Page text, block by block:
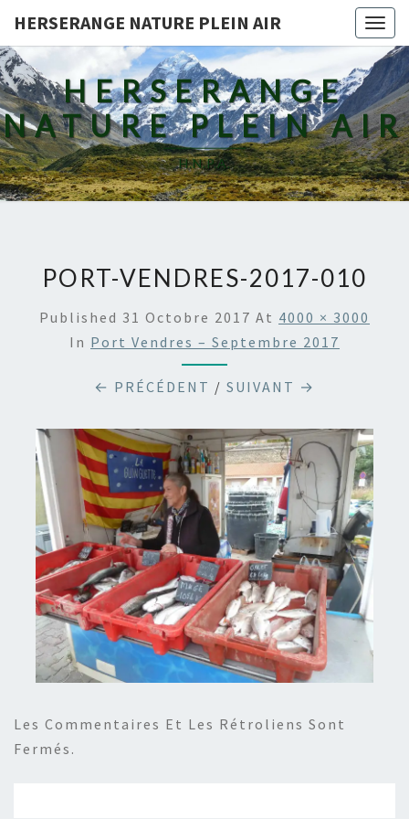
HERSERANGE NATURE PLEIN AIR
HERSERANGE
NATURE PLEIN AIR
H.N.P.A.
PORT-VENDRES-2017-010
Published 31 Octobre 2017 At 4000 × 3000
In Port Vendres – Septembre 2017
← PRÉCÉDENT / SUIVANT →
Les Commentaires Et Les Rétroliens Sont
Fermés.